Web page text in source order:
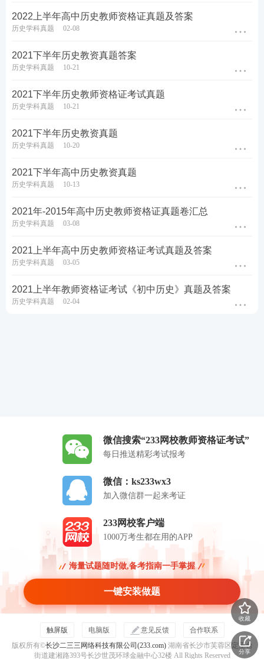
2022上半年高中历史教师资格证真题及答案
历史学科真题 02-08
2021下半年历史教资真题答案
历史学科真题 10-21
2021下半年历史教师资格证考试真题
历史学科真题 10-21
2021下半年历史教资真题
历史学科真题 10-20
2021下半年高中历史教资真题
历史学科真题 10-13
2021年-2015年高中历史教师资格证真题卷汇总
历史学科真题 03-08
2021上半年高中历史教师资格证考试真题及答案
历史学科真题 03-05
2021上半年教师资格证考试《初中历史》真题及答案
历史学科真题 02-04
微信搜索“233网校教师资格证考试”
每日推送精彩考试报考
微信：ks233wx3
加入微信群一起来考证
233网校客户端
1000万考生都在用的APP
海量试题随时做,备考指南一手掌握
一键安装做题
触屏版 电脑版 意见反馈
合作联系
版权所有©长沙二三三网络科技有限公司(233.com)湖南省长沙市芙蓉区定王台
街道建湘路393号长沙世茂环球金融中心32楼 All Rights Reserved
收藏
分享